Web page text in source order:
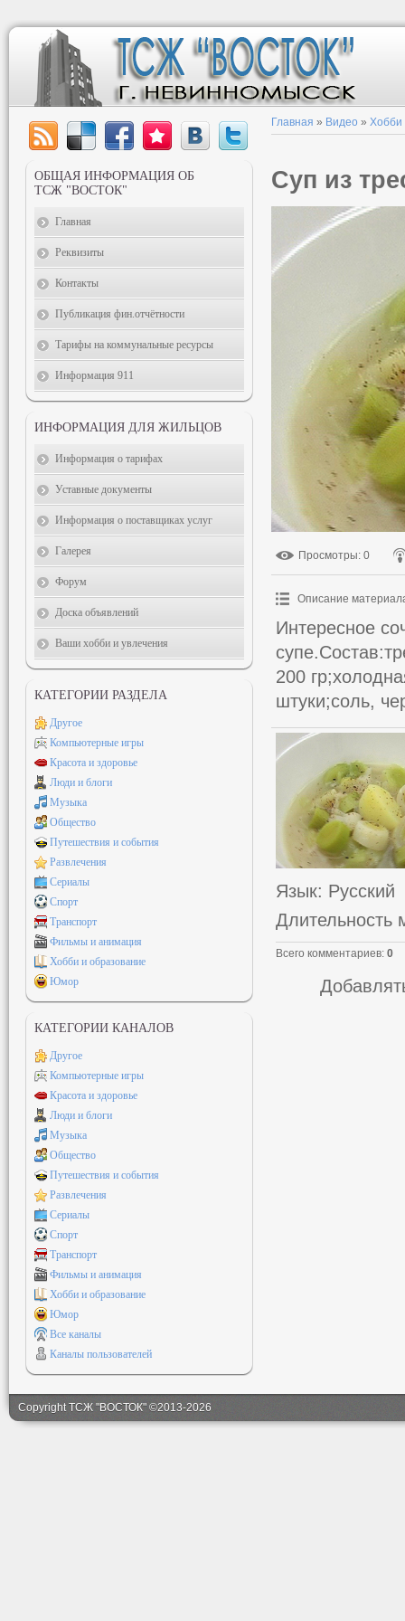
Главная » Видео » Хобби
Суп из
Просмотры: 0
Описание
Интересное
200
штуки;соль,
Язык: Русский
Длительность
Всего комментариев: 0
ОБЩАЯ ИНФОРМАЦИЯ ОБ
ТСЖ "ВОСТОК"
Главная
Реквизиты
Контакты
Публикация фин.отчётности
Тарифы на коммунальные ресурсы
Информация 911
ИНФОРМАЦИЯ ДЛЯ ЖИЛЬЦОВ
Информация о тарифах
Уставные документы
Информация о поставщиках услуг
Галерея
Форум
Доска объявлений
Ваши хобби и увлечения
КАТЕГОРИИ РАЗДЕЛА
Другое
Компьютерные игры
Красота и здоровье
Люди и блоги
Музыка
Общество
Путешествия и события
Развлечения
Сериалы
Спорт
Транспорт
Фильмы и анимация
Хобби и образование
Юмор
КАТЕГОРИИ КАНАЛОВ
Другое
Компьютерные игры
Красота и здоровье
Люди и блоги
Музыка
Общество
Путешествия и события
Развлечения
Сериалы
Спорт
Транспорт
Фильмы и анимация
Хобби и образование
Юмор
Все каналы
Каналы пользователей
Copyright ТСЖ "ВОСТОК" ©2013-2026